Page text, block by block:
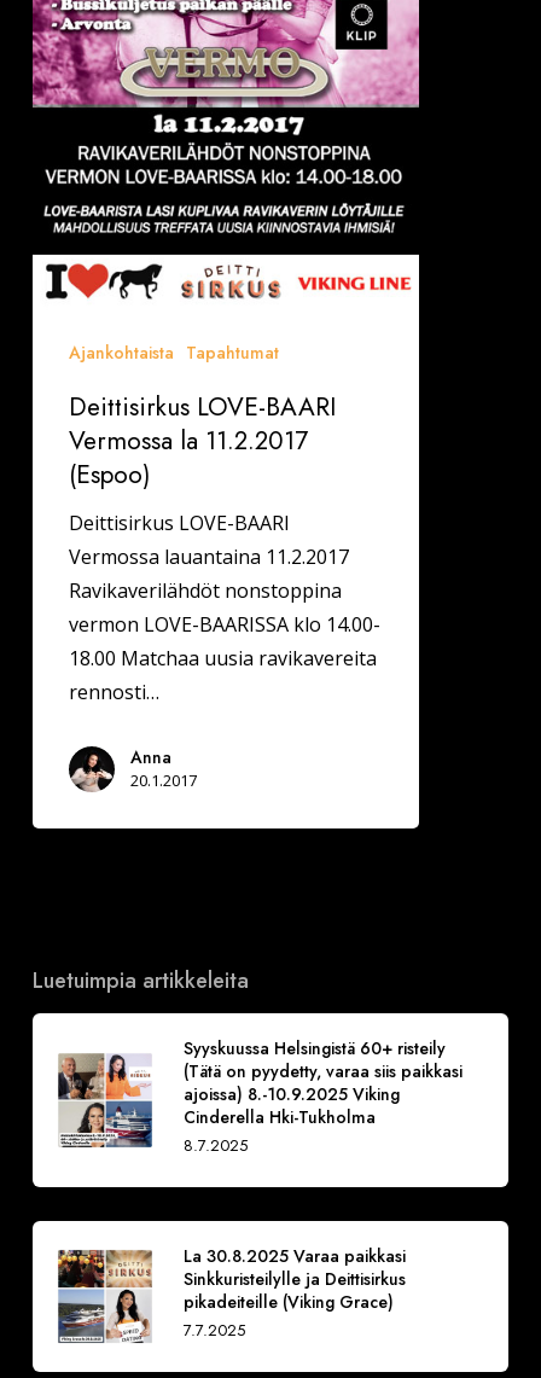
Ajankohtaista Tapahtumat
Deittisirkus LOVE-BAARI
Vermossa la 11.2.2017
(Espoo)
Deittisirkus LOVE-BAARI
Vermossa lauantaina 11.2.2017
Ravikaverilähdöt nonstoppina
vermon LOVE-BAARISSA klo 14.00-
18.00 Matchaa uusia ravikavereita
rennosti…
Anna
20.1.2017
Luetuimpia artikkeleita
Syyskuussa Helsingistä 60+ risteily
(Tätä on pyydetty, varaa siis paikkasi
ajoissa) 8.-10.9.2025 Viking
Cinderella Hki-Tukholma
8.7.2025
La 30.8.2025 Varaa paikkasi
Sinkkuristeilylle ja Deittisirkus
pikadeiteille (Viking Grace)
7.7.2025